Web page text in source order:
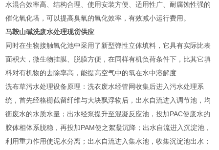
水混合效率高、结构合理、使用安装方便、适用性广、耐腐蚀性强的
催化氧化塔，可以提高臭氧的氧化效率，有效减小运行费用。
马鞍山碱洗废水处理现货供应
同时在生物接触氧化池中采用了新型弹性立体填料，它具有实际比表
面积大，微生物挂膜、脱膜方便，在同样有机负荷条件下，比其它填
料对有机物的去除率高，能提高空气中的氧在水中溶解度
洗布草污水处理设备原理：洗衣废水经管网收集后进入污水处理系
统，首先经格栅截留纤维与大块飘浮物后，出水自流进入调节池，均
衡废水的水质水量；出水经泵提升至混凝反应池，投加PAC使废水的
胶体相体系脱稳，再投加PAM使之絮凝沉降；出水自流进入沉淀池，
利用重力作用使泥水分离；出水自流进入集水池，收集沉淀池出水；